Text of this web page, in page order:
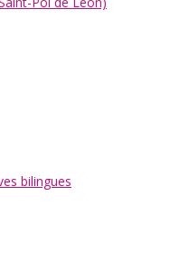
bilingues